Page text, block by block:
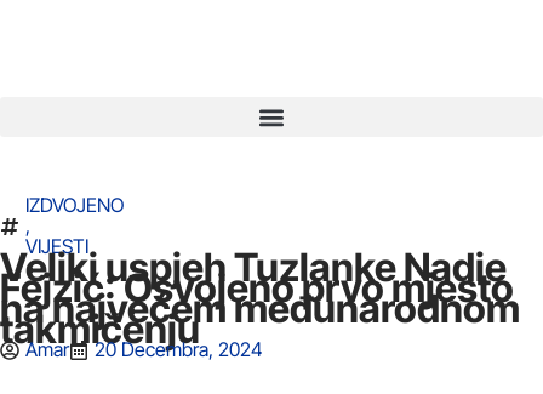
IZDVOJENO
,
VIJESTI
Veliki uspjeh Tuzlanke Nadie
Fejzić: Osvojeno prvo mjesto
na najvećem međunarodnom
takmičenju
Amar 20 Decembra, 2024